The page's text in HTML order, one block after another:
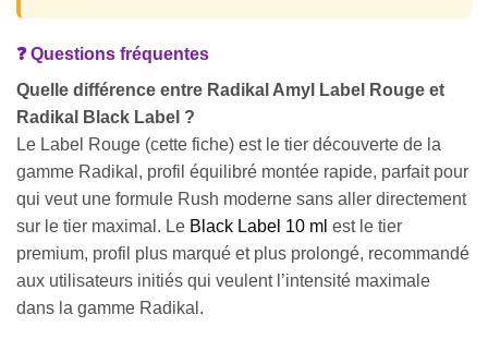
❓ Questions fréquentes
Quelle différence entre Radikal Amyl Label Rouge et
Radikal Black Label ?
Le Label Rouge (cette fiche) est le tier découverte de la
gamme Radikal, profil équilibré montée rapide, parfait pour
qui veut une formule Rush moderne sans aller directement
sur le tier maximal. Le Black Label 10 ml est le tier
premium, profil plus marqué et plus prolongé, recommandé
aux utilisateurs initiés qui veulent l’intensité maximale
dans la gamme Radikal.